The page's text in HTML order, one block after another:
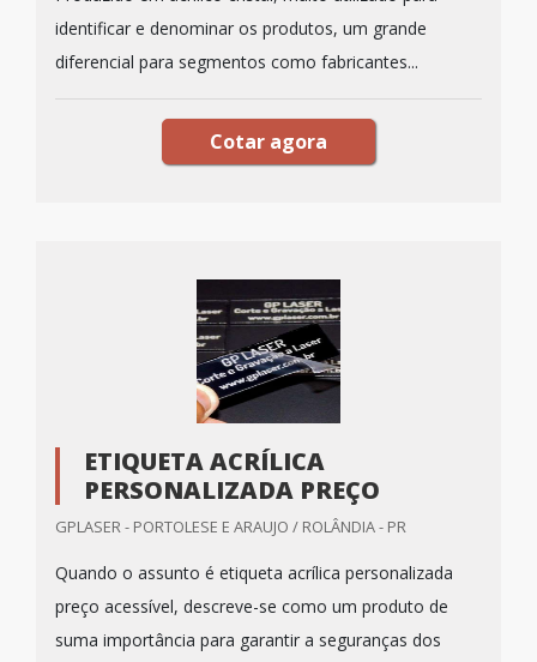
identificar e denominar os produtos, um grande
diferencial para segmentos como fabricantes...
Cotar agora
ETIQUETA ACRÍLICA
PERSONALIZADA PREÇO
GPLASER - PORTOLESE E ARAUJO / ROLÂNDIA - PR
Quando o assunto é etiqueta acrílica personalizada
preço acessível, descreve-se como um produto de
suma importância para garantir a seguranças dos